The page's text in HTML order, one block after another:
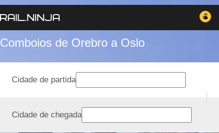
Comboios de Orebro a Oslo
Cidade de partida
Cidade de chegada